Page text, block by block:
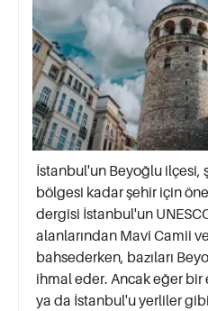
İstanbul'un Beyoğlu ilçesi,
bölgesi kadar şehir için
dergisi İstanbul'un
alanlarından Mavi Camii
bahsederken, bazıları
ihmal eder. Ancak eğer bir
ya da İstanbul'u yerliler